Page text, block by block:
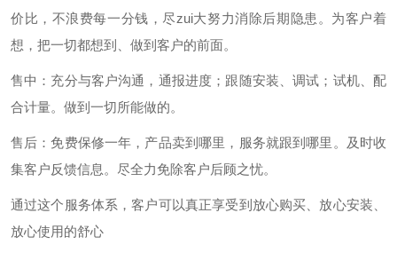
价比，不浪费每一分钱，尽zui大努力消除后期隐患。为客户着
想，把一切都想到、做到客户的前面。
售中：充分与客户沟通，通报进度；跟随安装、调试；试机、配
合计量。做到一切所能做的。
售后：免费保修一年，产品卖到哪里，服务就跟到哪里。及时收
集客户反馈信息。尽全力免除客户后顾之忧。
通过这个服务体系，客户可以真正享受到放心购买、放心安装、
放心使用的舒心